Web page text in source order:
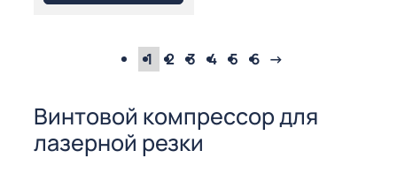
1 2 3 4 5 6 →
Винтовой компрессор для
лазерной резки